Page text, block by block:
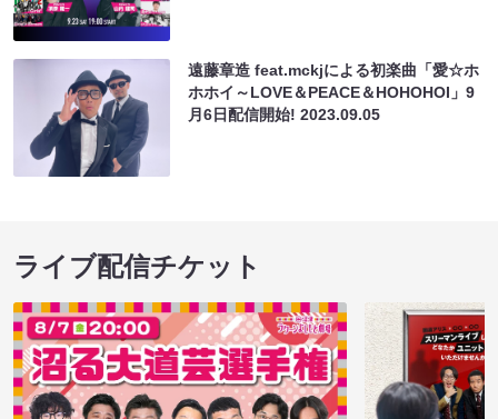
遠藤章造 feat.mckjによる初楽曲「愛☆ホ
ホホイ～LOVE＆PEACE＆HOHOHOI」9
月6日配信開始!2023.09.05
ライブ配信チケット